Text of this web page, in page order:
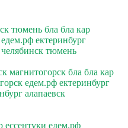
тюмень бла бла кар
ектеринбург
тюмень
магнитогорск бла бла кар
едем.рф ектеринбург
алапаевск
ессентуки едем.рф